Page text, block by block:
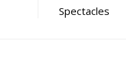
Spectacles